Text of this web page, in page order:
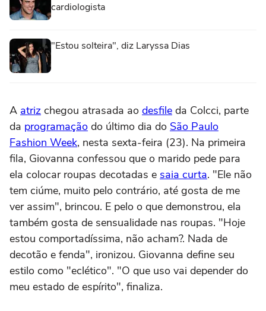
cardiologista
"Estou solteira", diz Laryssa Dias
A atriz chegou atrasada ao desfile da Colcci, parte
da programação do último dia do São Paulo
Fashion Week, nesta sexta-feira (23). Na primeira
fila, Giovanna confessou que o marido pede para
ela colocar roupas decotadas e saia curta. "Ele não
tem ciúme, muito pelo contrário, até gosta de me
ver assim", brincou. E pelo o que demonstrou, ela
também gosta de sensualidade nas roupas. "Hoje
estou comportadíssima, não acham?. Nada de
decotão e fenda", ironizou. Giovanna define seu
estilo como "eclético". "O que uso vai depender do
meu estado de espírito", finaliza.